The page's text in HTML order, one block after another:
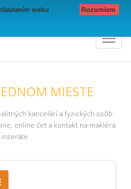
webu
Rozumiem
MIESTE
kancelárí a fyzických osôb
online čet a kontakt na makléra